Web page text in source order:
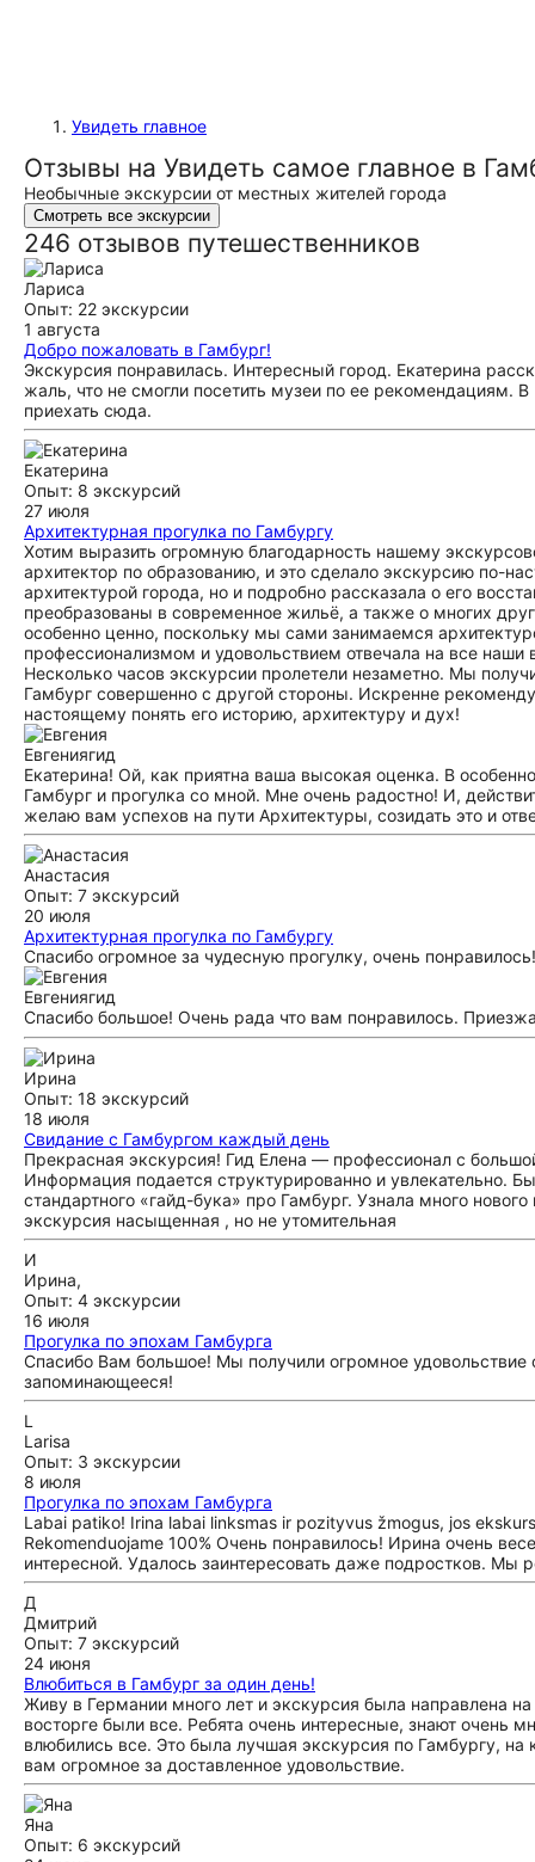
Увидеть главное
Отзывы на Увидеть самое главное в
Необычные экскурсии от местных жителей города
Смотреть все экскурсии
246 отзывов путешественников
Лариса
Опыт: 22 экскурсии
1 августа
Добро пожаловать в Гамбург!
Экскурсия понравилась. Интересный город. Екатерина
жаль, что не смогли посетить музеи по ее рекомендациям.
приехать сюда.
Екатерина
Опыт: 8 экскурсий
27 июля
Архитектурная прогулка по Гамбургу
Хотим выразить огромную благодарность нашему
архитектор по образованию, и это сделало экскурсию по-
архитектурой города, но и подробно рассказала о его
преобразованы в современное жильё, а также о многих
особенно ценно, поскольку мы сами занимаемся
профессионализмом и удовольствием отвечала на все
Несколько часов экскурсии пролетели незаметно. Мы
Гамбург совершенно с другой стороны. Искренне
настоящему понять его историю, архитектуру и дух!
Евгениягид
Екатерина! Ой, как приятна ваша высокая оценка. В
Гамбург и прогулка со мной. Мне очень радостно! И,
желаю вам успехов на пути Архитектуры, созидать это и
Анастасия
Опыт: 7 экскурсий
20 июля
Архитектурная прогулка по Гамбургу
Спасибо огромное за чудесную прогулку, очень понравилось!
Евгениягид
Спасибо большое! Очень рада что вам понравилось.
Ирина
Опыт: 18 экскурсий
18 июля
Свидание с Гамбургом каждый день
Прекрасная экскурсия! Гид Елена — профессионал с
Информация подается структурированно и увлекательно.
стандартного «гайд-бука» про Гамбург. Узнала много
экскурсия насыщенная , но не утомительная
И
Ирина,
Опыт: 4 экскурсии
16 июля
Прогулка по эпохам Гамбурга
Спасибо Вам большое! Мы получили огромное удовольствие
запоминающееся!
L
Larisa
Опыт: 3 экскурсии
8 июля
Прогулка по эпохам Гамбурга
Labai patiko! Irina labai linksmas ir pozityvus žmogus, jos
Rekomenduojame 100% Очень понравилось! Ирина очень
интересной. Удалось заинтересовать даже подростков. Мы
Д
Дмитрий
Опыт: 7 экскурсий
24 июня
Влюбиться в Гамбург за один день!
Живу в Германии много лет и экскурсия была направлена
восторге были все. Ребята очень интересные, знают очень
влюбились все. Это была лучшая экскурсия по Гамбургу,
вам огромное за доставленное удовольствие.
Яна
Опыт: 6 экскурсий